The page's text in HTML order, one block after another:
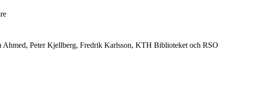
Ahmed, Peter Kjellberg, Fredrik Karlsson, KTH Biblioteket och RSO